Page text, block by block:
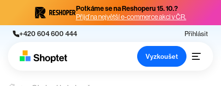
Potkáme se na Reshoperu 15. 10.?
Přijď na největší e-commerce akci v ČR.
+420 604 600 444 Přihlásit
Vyzkoušet